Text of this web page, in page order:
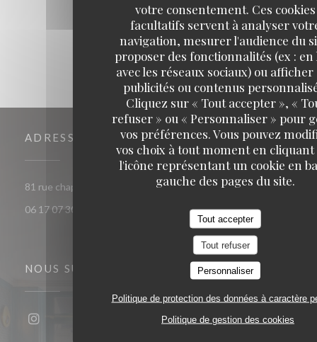
votre consentement. Ces cookies
facultatifs servent à analyser
navigation, mesurer l'audience du
proposer des fonctionnalités (ex : en
avec les réseaux sociaux) ou afficher
publicités ou contenus
Cliquez sur « Tout accepter », «
refuser » ou « Personnaliser » pour
vos préférences. Vous pouvez
vos choix à tout moment en
l'icône représentant un cookie en
gauche des pages du site.
Tout accepter
Tout refuser
Personnaliser
Politique de protection des données à caractère
Politique de gestion des cookies
ADRESSE
81 rue chaptal 92300 Levallois-Perret((ouvre une nouvelle
06 17 07 30 72
NOUS SUIVRE